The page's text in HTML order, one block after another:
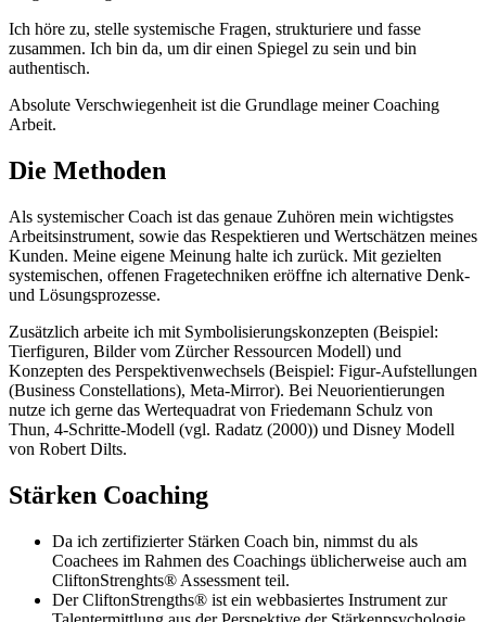
Ich höre zu, stelle systemische Fragen, strukturiere und fasse
zusammen. Ich bin da, um dir einen Spiegel zu sein und bin
authentisch.
Absolute Verschwiegenheit ist die Grundlage meiner Coaching
Arbeit.
Die Methoden
Als systemischer Coach ist das genaue Zuhören mein wichtigstes
Arbeitsinstrument, sowie das Respektieren und Wertschätzen meines
Kunden. Meine eigene Meinung halte ich zurück. Mit gezielten
systemischen, offenen Fragetechniken eröffne ich alternative Denk-
und Lösungsprozesse.
Zusätzlich arbeite ich mit Symbolisierungskonzepten (Beispiel:
Tierfiguren, Bilder vom Zürcher Ressourcen Modell) und
Konzepten des Perspektivenwechsels (Beispiel: Figur-Aufstellungen
(Business Constellations), Meta-Mirror). Bei Neuorientierungen
nutze ich gerne das Wertequadrat von Friedemann Schulz von
Thun, 4-Schritte-Modell (vgl. Radatz (2000)) und Disney Modell
von Robert Dilts.
Stärken Coaching
Da ich zertifizierter Stärken Coach bin, nimmst du als
Coachees im Rahmen des Coachings üblicherweise auch am
CliftonStrenghts® Assessment teil.
Der CliftonStrengths® ist ein webbasiertes Instrument zur